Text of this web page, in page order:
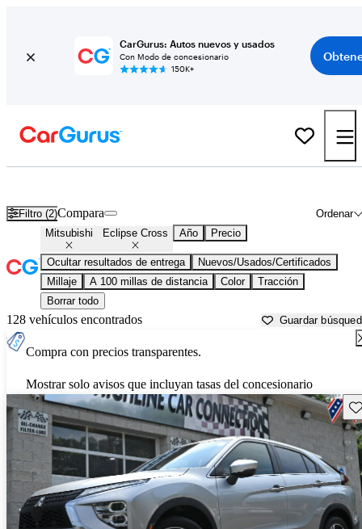
CarGurus: Autos nuevos y usados
Con Modo de concesionario
150K+
Filtro (2) Ordenar
Compara
Mitsubishi Eclipse Cross Año Precio
Ocultar resultados de entrega
Nuevos/Usados/Certificados
Millaje
A 100 millas de distancia Color
Tracción
Borrar todo
128 vehículos encontrados Guardar
Compra con precios transparentes.
Mostrar solo avisos que incluyan tasas del concesionario